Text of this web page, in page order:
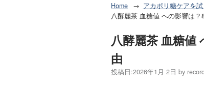
Home アカポリ糖ケアを
八酵麗茶 血糖値 への影響は
八酵麗茶 血糖値
由
投稿日:2026年1月 2日 by